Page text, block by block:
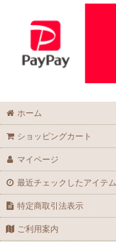
ホーム
ショッピングカート
マイページ
最近チェックしたアイテム
特定商取引法表示
ご利用案内